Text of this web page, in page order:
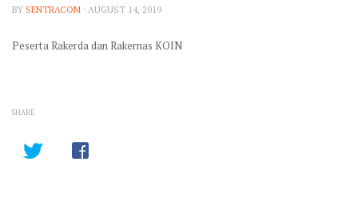
BY SENTRACOM · AUGUST 14, 2019
Peserta Rakerda dan Rakernas KOIN
SHARE